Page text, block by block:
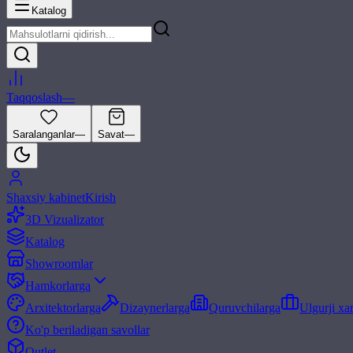
Katalog
Taqqoslash—
Saralanganlar— Savat—
Shaxsiy kabinetKirish
3D Vizualizator
Katalog
Showroomlar
Hamkorlarga
Arxitektorlarga
Dizaynerlarga Quruvchilarga
Ulgurji
Ko'p beriladigan savollar